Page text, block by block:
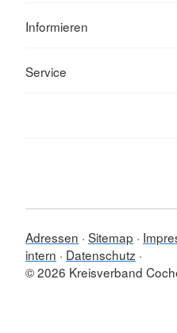
Informieren
Service
Adressen Sitemap
intern
Datenschutz
© 2026 Kreisverband